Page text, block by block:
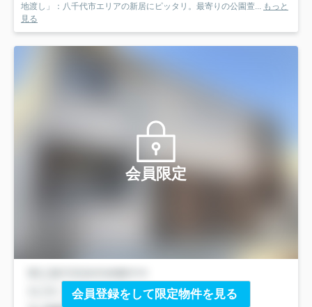
地渡し」：八千代市エリアの新居にピッタリ。最寄りの公園萱... もっと
見る
会員限定
会員登録をして限定物件を見る